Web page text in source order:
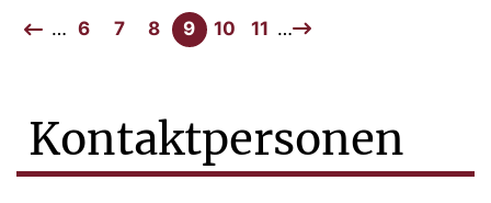
… 6 7 8 9 10 11 …
Kontaktpersonen